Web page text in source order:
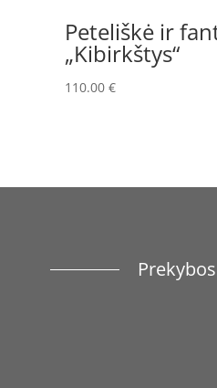
Peteliškė ir
„Kibirkštys“
110.00 €